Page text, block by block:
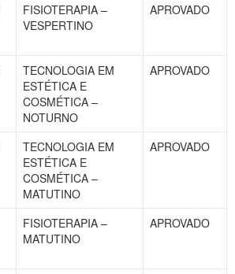
FISIOTERAPIA –
VESPERTINO
APROVADO
TECNOLOGIA EM
ESTÉTICA E
COSMÉTICA –
NOTURNO
APROVADO
TECNOLOGIA EM
ESTÉTICA E
COSMÉTICA –
MATUTINO
APROVADO
FISIOTERAPIA –
MATUTINO
APROVADO